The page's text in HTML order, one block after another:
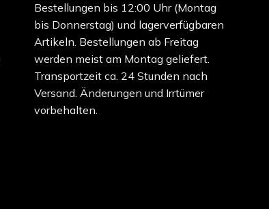
Bestellungen bis 12:00 Uhr (Montag
bis Donnerstag) und lagerverfügbaren
Artikeln. Bestellungen ab Freitag
werden meist am Montag geliefert.
Transportzeit ca. 24 Stunden nach
Versand. Änderungen und Irrtümer
vorbehalten.